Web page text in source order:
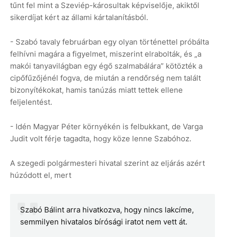
tűnt fel mint a Szeviép-károsultak képviselője, akiktől
sikerdíjat kért az állami kártalanításból.
- Szabó tavaly februárban egy olyan történettel próbálta
felhívni magára a figyelmet, miszerint elrabolták, és „a
makói tanyavilágban egy égő szalmabálára” kötözték a
cipőfűzőjénél fogva, de miután a rendőrség nem talált
bizonyítékokat, hamis tanúzás miatt tettek ellene
feljelentést.
- Idén Magyar Péter környékén is felbukkant, de Varga
Judit volt férje tagadta, hogy köze lenne Szabóhoz.
A szegedi polgármesteri hivatal szerint az eljárás azért
húzódott el, mert
Szabó Bálint arra hivatkozva, hogy nincs lakcíme,
semmilyen hivatalos bírósági iratot nem vett át.